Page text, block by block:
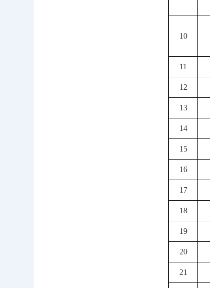
10
11
12
13
14
15
16
17
18
19
20
21